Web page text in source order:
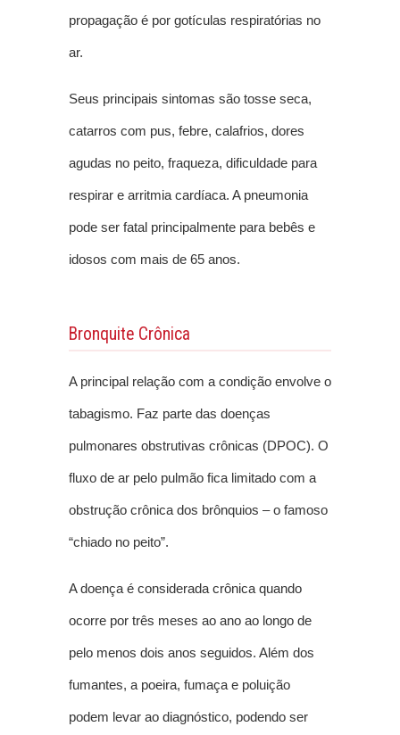
propagação é por gotículas respiratórias no
ar.
Seus principais sintomas são tosse seca,
catarros com pus, febre, calafrios, dores
agudas no peito, fraqueza, dificuldade para
respirar e arritmia cardíaca. A pneumonia
pode ser fatal principalmente para bebês e
idosos com mais de 65 anos.
Bronquite Crônica
A principal relação com a condição envolve o
tabagismo. Faz parte das doenças
pulmonares obstrutivas crônicas (DPOC). O
fluxo de ar pelo pulmão fica limitado com a
obstrução crônica dos brônquios – o famoso
“chiado no peito”.
A doença é considerada crônica quando
ocorre por três meses ao ano ao longo de
pelo menos dois anos seguidos. Além dos
fumantes, a poeira, fumaça e poluição
podem levar ao diagnóstico, podendo ser